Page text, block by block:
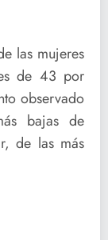
las mujeres
de 43 por
observado
bajas de
de las más